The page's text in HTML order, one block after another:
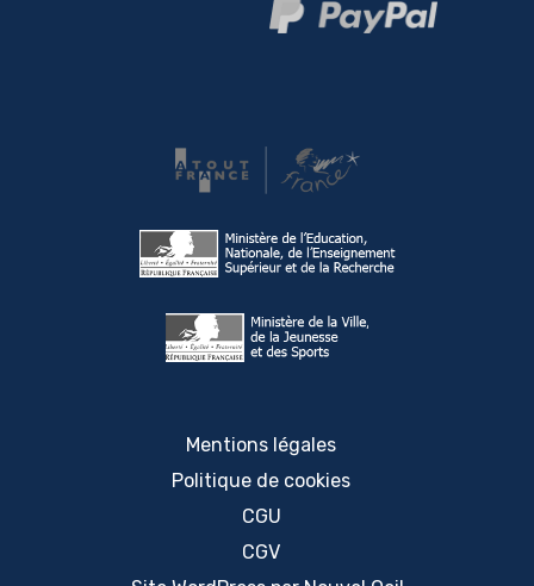
Mentions légales
Politique de cookies
CGU
CGV